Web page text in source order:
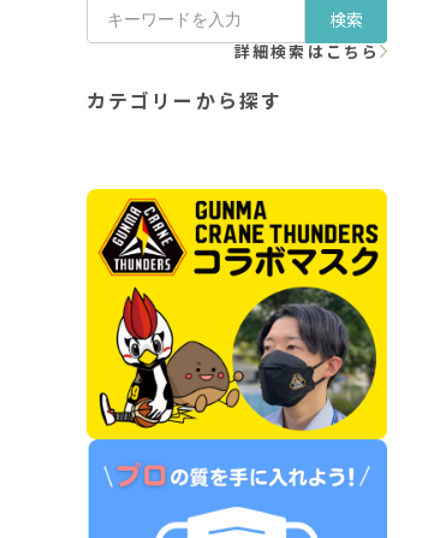
検索
詳細検索はこちら
カテゴリーから探す